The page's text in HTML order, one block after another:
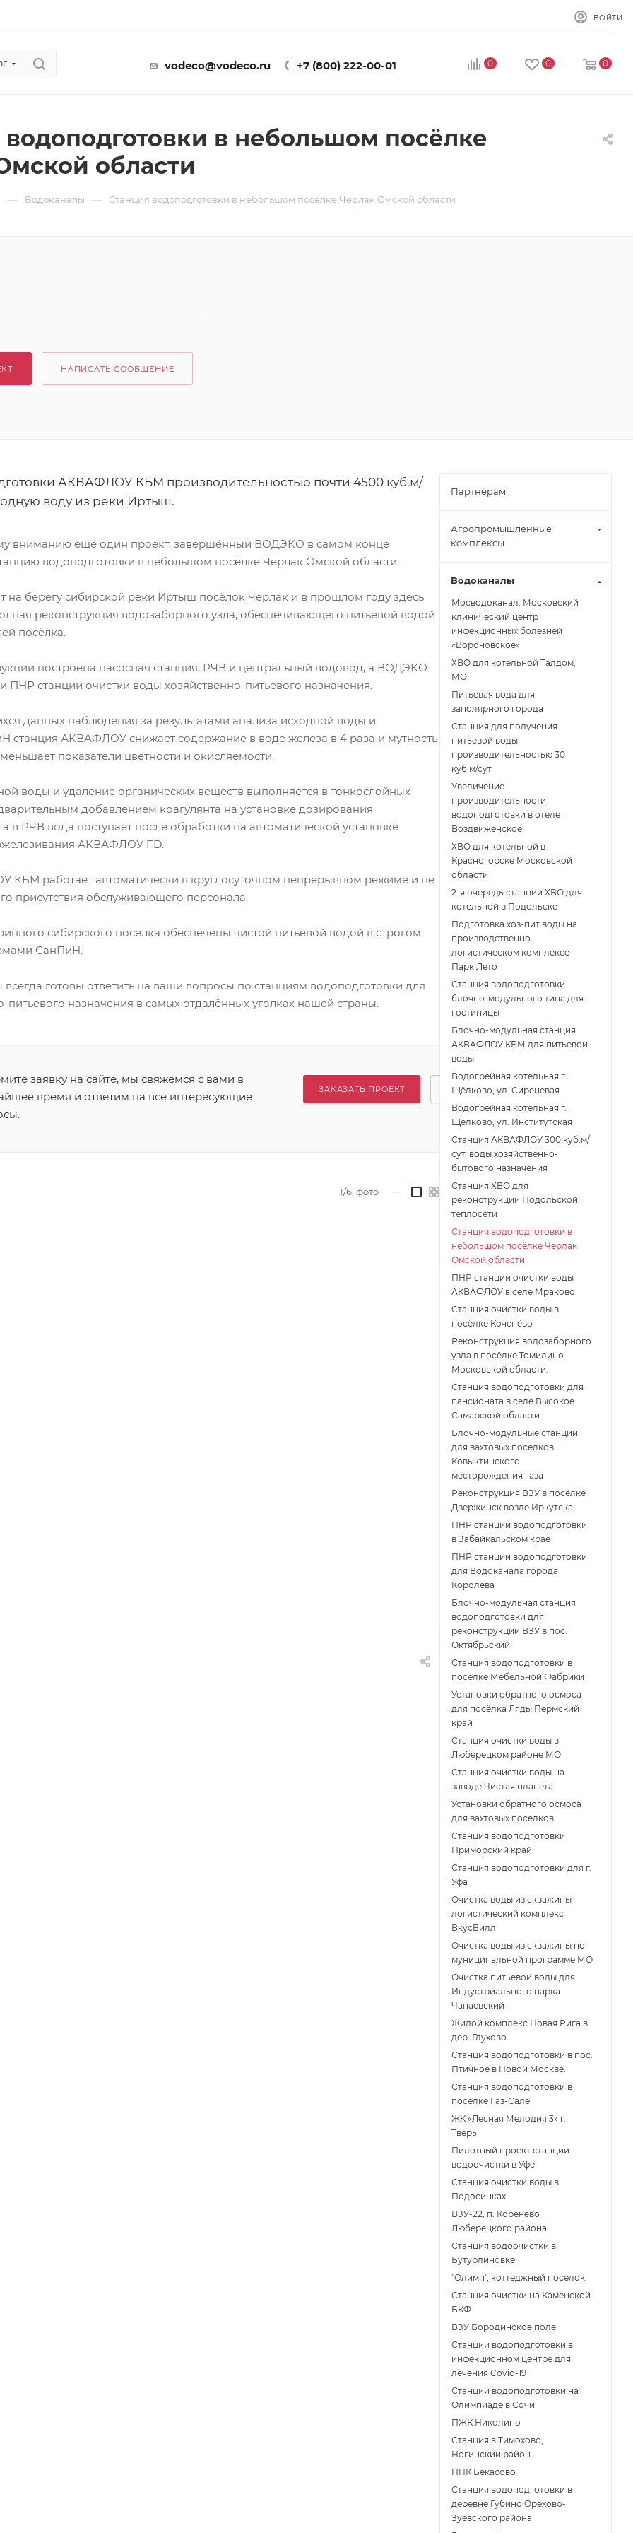
ВОЙТИ
vodeco@vodeco.ru +7 (800) 222-00-01 0 0 0
в небольшом посёлке
области
— Водоканалы — Станция водоподготовки в небольшом посёлке Черлак Омской области
НАПИСАТЬ СООБЩЕНИЕ
АКВАФЛОУ КБМ производительностью почти 4500 куб.м/
воду из реки Иртыш.
вниманию ещё один проект, завершённый ВОДЭКО в самом конце
водоподготовки в небольшом посёлке Черлак Омской области.
на берегу сибирской реки Иртыш посёлок Черлак и в прошлом году здесь
реконструкция водозаборного узла, обеспечивающего питьевой водой
посёлка.
построена насосная станция, РЧВ и центральный водовод, а ВОДЭКО
ПНР станции очистки воды хозяйственно-питьевого назначения.
данных наблюдения за результатами анализа исходной воды и
станция АКВАФЛОУ снижает содержание в воде железа в 4 раза и мутность
показатели цветности и окисляемости.
воды и удаление органических веществ выполняется в тонкослойных
добавлением коагулянта на установке дозирования
РЧВ вода поступает после обработки на автоматической установке
АКВАФЛОУ FD.
КБМ работает автоматически в круглосуточном непрерывном режиме и не
присутствия обслуживающего персонала.
сибирского посёлка обеспечены чистой питьевой водой в строгом
СанПиН.
готовы ответить на ваши вопросы по станциям водоподготовки для
питьевого назначения в самых отдалённых уголках нашей страны.
заявку на сайте, мы свяжемся с вами в
время и ответим на все интересующие
ЗАКАЗАТЬ ПРОЕКТ
1/6 фото
Партнёрам
Агропромышленные
комплексы
Водоканалы
Мосводоканал. Московский
клинический центр
инфекционных болезней
«Вороновское»
ХВО для котельной Талдом,
МО
Питьевая вода для
заполярного города
Станция для получения
питьевой воды
производительностью 30
куб.м/сут
Увеличение
производительности
водоподготовки в отеле
Воздвиженское
ХВО для котельной в
Красногорске Московской
области
2-я очередь станции ХВО для
котельной в Подольске
Подготовка хоз-пит воды на
производственно-
логистическом комплексе
Парк Лето
Станция водоподготовки
блочно-модульного типа для
гостиницы
Блочно-модульная станция
АКВАФЛОУ КБМ для питьевой
воды
Водогрейная котельная г.
Щёлково, ул. Сиреневая
Водогрейная котельная г.
Щёлково, ул. Институтская
Станция АКВАФЛОУ 300 куб.м/
сут. воды хозяйственно-
бытового назначения
Станция ХВО для
реконструкции Подольской
теплосети
Станция водоподготовки в
небольшом посёлке Черлак
Омской области
ПНР станции очистки воды
АКВАФЛОУ в селе Мраково
Станция очистки воды в
посёлке Коченёво
Реконструкция водозаборного
узла в посёлке Томилино
Московской области.
Станция водоподготовки для
пансионата в селе Высокое
Самарской области
Блочно-модульные станции
для вахтовых поселков
Ковыктинского
месторождения газа
Реконструкция ВЗУ в посёлке
Дзержинск возле Иркутска
ПНР станции водоподготовки
в Забайкальском крае
ПНР станции водоподготовки
для Водоканала города
Королёва
Блочно-модульная станция
водоподготовки для
реконструкции ВЗУ в пос.
Октябрьский
Станция водоподготовки в
посёлке Мебельной Фабрики
Установки обратного осмоса
для посёлка Ляды Пермский
край
Станция очистки воды в
Люберецком районе МО
Станция очистки воды на
заводе Чистая планета
Установки обратного осмоса
для вахтовых поселков
Станция водоподготовки
Приморский край
Станция водоподготовки для г.
Уфа
Очистка воды из скважины
логистический комплекс
ВкусВилл
Очистка воды из скважины по
муниципальной программе МО
Очистка питьевой воды для
Индустриального парка
Чапаевский
Жилой комплекс Новая Рига в
дер. Глухово
Станция водоподготовки в пос.
Птичное в Новой Москве.
Станция водоподготовки в
поcёлке Газ-Сале
ЖК «Лесная Мелодия 3» г.
Тверь
Пилотный проект станции
водоочистки в Уфе
Станция очистки воды в
Подосинках
ВЗУ-22, п. Коренёво
Люберецкого района
Станция водоочистки в
Бутурлиновке
"Олимп", коттеджный поселок
Станция очистки на Каменской
БКФ
ВЗУ Бородинское поле
Станции водоподготовки в
инфекционном центре для
лечения Covid-19
Станции водоподготовки на
Олимпиаде в Сочи
ПЖК Николино
Станция в Тимохово,
Ногинский район
ПНК Бекасово
Станция водоподготовки в
деревне Губино Орехово-
Зуевского района